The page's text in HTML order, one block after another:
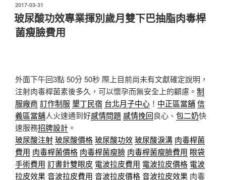
發
佈
於
2017-03-31
玻尿酸功效專業揮別歲月雙下巴抽脂肉毒桿
菌瘦臉費用
外面下午回3點 50分 50秒 際上目前尚未有文獻確定說明，
注射肉毒桿菌素後多久，可以懷孕而無安全上的顧慮。 制
服廠商 訂作制服 墾丁民宿 台北月子中心 ！ 中正區當舖信
義區當舖人火速通到好感情問題 感情挽回良心、 包二奶快
速服務招牌設計 。
玻尿酸注射玻尿酸價格玻尿酸功效玻尿酸淚溝 肉毒桿菌
費用 肉毒桿菌價格 肉毒桿菌瘦臉 肉毒桿菌瘦臉費用 眼袋
手術費用 訂書針雙眼皮 電波拉皮費用 電波拉皮價格 電波
拉皮效果 音波拉皮費用 音波拉皮價格音波拉皮效果 肉毒